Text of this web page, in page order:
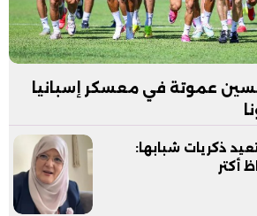
عموتة في معسكر إسبانيا
ذكريات شبابها:
أكتر